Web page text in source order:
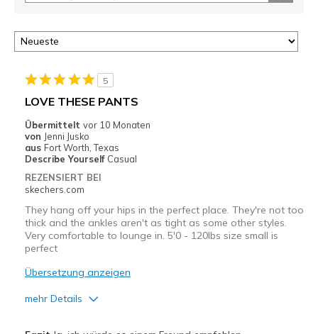
5
LOVE THESE PANTS
Übermittelt vor 10 Monaten
von Jenni Jusko
aus Fort Worth, Texas
Describe Yourself Casual
REZENSIERT BEI
skechers.com
They hang off your hips in the perfect place. They're not too
thick and the ankles aren't as tight as some other styles.
Very comfortable to lounge in. 5'0 - 120lbs size small is
perfect
Übersetzung anzeigen
mehr Details